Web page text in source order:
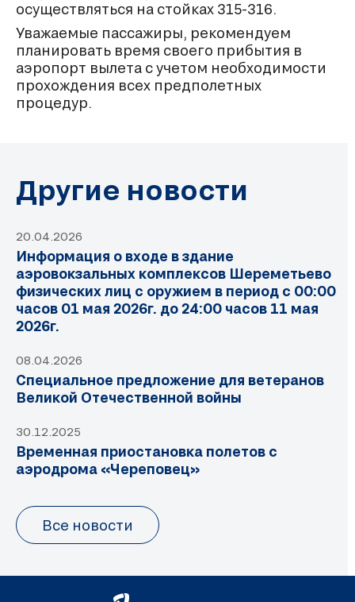
осуществляться на стойках 315-316.
Уважаемые пассажиры, рекомендуем
планировать время своего прибытия в
аэропорт вылета с учетом необходимости
прохождения всех предполетных
процедур.
Другие новости
20.04.2026
Информация о входе в здание
аэровокзальных комплексов Шереметьево
физических лиц с оружием в период с 00:00
часов 01 мая 2026г. до 24:00 часов 11 мая
2026г.
08.04.2026
Специальное предложение для ветеранов
Великой Отечественной войны
30.12.2025
Временная приостановка полетов с
аэродрома «Череповец»
Все новости